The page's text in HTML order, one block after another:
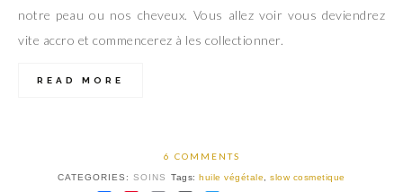
notre peau ou nos cheveux. Vous allez voir vous deviendrez
vite accro et commencerez à les collectionner.
READ MORE
6 COMMENTS
CATEGORIES:SOINS Tags:huile végétale ,slow cosmetique